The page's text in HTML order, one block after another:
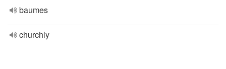
baumes
churchly